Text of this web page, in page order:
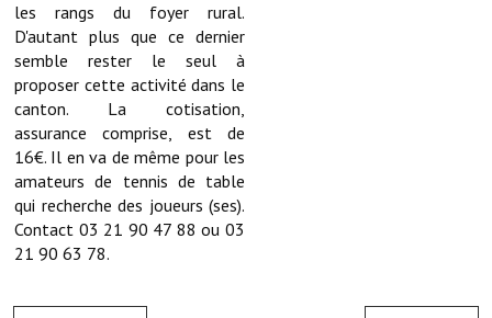
Procès verbaux des conseils municipaux
Communication
Le bulletin municipal : Fressinfo & Le Fressinois
Toutes les publications
Le village dans l'intercommunalité
Communauté de communes
les rangs du foyer rural.
D'autant plus que ce dernier
semble rester le seul à
proposer cette activité dans le
canton. La cotisation,
assurance comprise, est de
16€. Il en va de même pour les
amateurs de tennis de table
qui recherche des joueurs (ses).
Contact 03 21 90 47 88 ou 03
21 90 63 78.